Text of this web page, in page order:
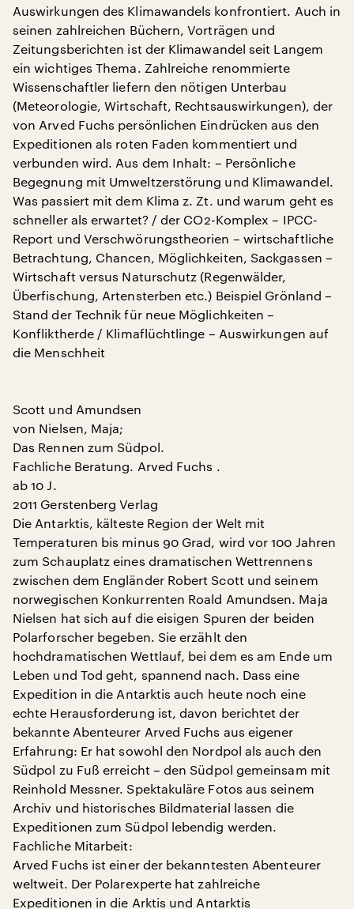
Auswirkungen des Klimawandels konfrontiert. Auch in
seinen zahlreichen Büchern, Vorträgen und
Zeitungsberichten ist der Klimawandel seit Langem
ein wichtiges Thema. Zahlreiche renommierte
Wissenschaftler liefern den nötigen Unterbau
(Meteorologie, Wirtschaft, Rechtsauswirkungen), der
von Arved Fuchs persönlichen Eindrücken aus den
Expeditionen als roten Faden kommentiert und
verbunden wird. Aus dem Inhalt: – Persönliche
Begegnung mit Umweltzerstörung und Klimawandel.
Was passiert mit dem Klima z. Zt. und warum geht es
schneller als erwartet? / der CO2-Komplex – IPCC-
Report und Verschwörungstheorien – wirtschaftliche
Betrachtung, Chancen, Möglichkeiten, Sackgassen –
Wirtschaft versus Naturschutz (Regenwälder,
Überfischung, Artensterben etc.) Beispiel Grönland –
Stand der Technik für neue Möglichkeiten –
Konfliktherde / Klimaflüchtlinge – Auswirkungen auf
die Menschheit
Scott und Amundsen
von Nielsen, Maja;
Das Rennen zum Südpol.
Fachliche Beratung. Arved Fuchs .
ab 10 J.
2011 Gerstenberg Verlag
Die Antarktis, kälteste Region der Welt mit
Temperaturen bis minus 90 Grad, wird vor 100 Jahren
zum Schauplatz eines dramatischen Wettrennens
zwischen dem Engländer Robert Scott und seinem
norwegischen Konkurrenten Roald Amundsen. Maja
Nielsen hat sich auf die eisigen Spuren der beiden
Polarforscher begeben. Sie erzählt den
hochdramatischen Wettlauf, bei dem es am Ende um
Leben und Tod geht, spannend nach. Dass eine
Expedition in die Antarktis auch heute noch eine
echte Herausforderung ist, davon berichtet der
bekannte Abenteurer Arved Fuchs aus eigener
Erfahrung: Er hat sowohl den Nordpol als auch den
Südpol zu Fuß erreicht – den Südpol gemeinsam mit
Reinhold Messner. Spektakuläre Fotos aus seinem
Archiv und historisches Bildmaterial lassen die
Expeditionen zum Südpol lebendig werden.
Fachliche Mitarbeit:
Arved Fuchs ist einer der bekanntesten Abenteurer
weltweit. Der Polarexperte hat zahlreiche
Expeditionen in die Arktis und Antarktis